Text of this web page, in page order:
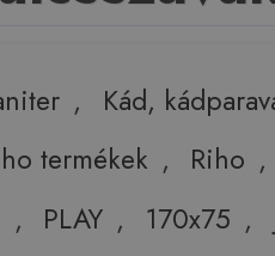
,
Kád,
termékek , Riho ,
, PLAY , 170x75 ,